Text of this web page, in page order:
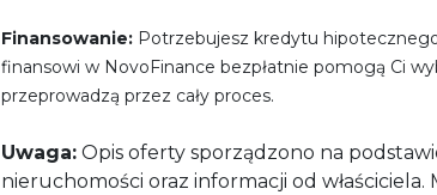
Finansowanie: Potrzebujesz kredytu
finansowi w NovoFinance bezpłatnie pomogą Ci
przeprowadzą przez cały proces.
Uwaga: Opis oferty sporządzono na
nieruchomości oraz informacji od właściciela.